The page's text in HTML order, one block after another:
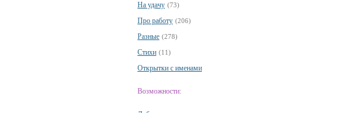
На удачу (73)
Про работу (206)
Разные (278)
Стихи (11)
Открытки с именами
Возможности: